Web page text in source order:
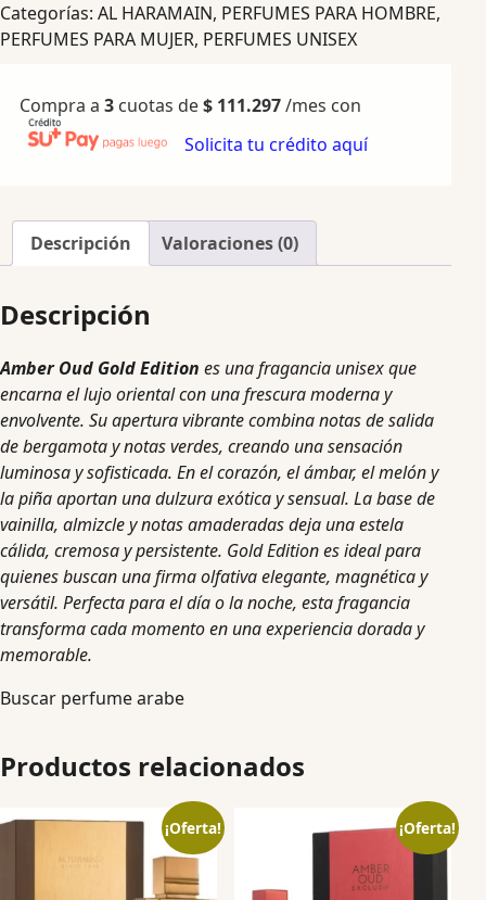
Categorías: AL HARAMAIN, PERFUMES PARA HOMBRE,
PERFUMES PARA MUJER, PERFUMES UNISEX
Compra a 3 cuotas de$ 111.297/mes con
Solicita tu crédito aquí
Descripción Valoraciones (0)
Descripción
Amber Oud Gold Edition es una fragancia unisex que
encarna el lujo oriental con una frescura moderna y
envolvente. Su apertura vibrante combina notas de salida
de bergamota y notas verdes, creando una sensación
luminosa y sofisticada. En el corazón, el ámbar, el melón y
la piña aportan una dulzura exótica y sensual. La base de
vainilla, almizcle y notas amaderadas deja una estela
cálida, cremosa y persistente. Gold Edition es ideal para
quienes buscan una firma olfativa elegante, magnética y
versátil. Perfecta para el día o la noche, esta fragancia
transforma cada momento en una experiencia dorada y
memorable.
Buscar perfume arabe
Productos relacionados
¡Oferta! ¡Oferta!